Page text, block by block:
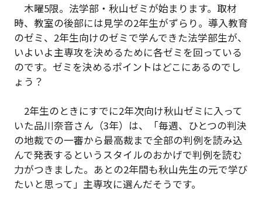
木曜5限。法学部・秋山ゼミが始まります。取材
時、教室の後部には見学の2年生がずらり。導入教育
のゼミ、2年生向けのゼミで学んできた法学部生が、
いよいよ主専攻を決めるために各ゼミを回っている
のです。ゼミを決めるポイントはどこにあるのでし
ょう？
2年生のときにすでに2年次向け秋山ゼミに入って
いた品川奈音さん（3年）は、「毎週、ひとつの判決
の地裁での一審から最高裁まで全部の判例を読み込
んで発表するというスタイルのおかげで判例を読む
力がつきました。あとの2年間も秋山先生の元で学び
たいと思って」主専攻に選んだそうです。